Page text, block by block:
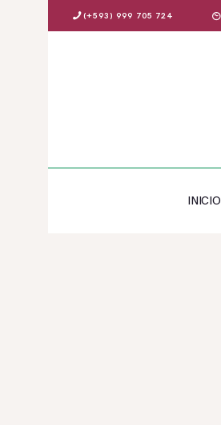
(+593) 999 705 724
INICIO